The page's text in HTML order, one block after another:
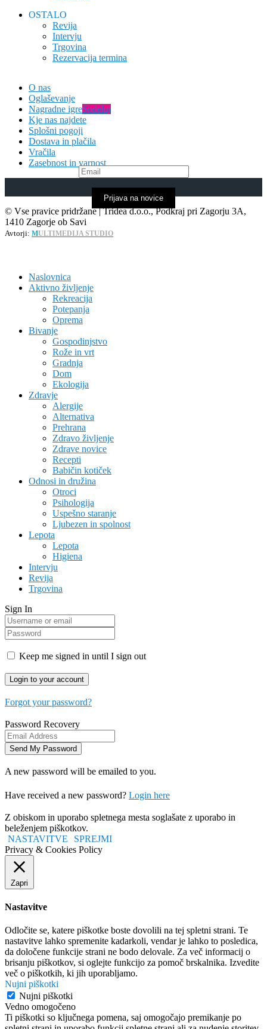
OSTALO
Revija
Intervju
Trgovina
Rezervacija termina
O nas
Oglaševanje
Nagradne igreSodeluj
Kje nas najdete
Splošni pogoji
Dostava in plačila
Vračila
Zasebnost in varnost
Prijava na novice
© Vse pravice pridržane | Tridea d.o.o., Podkraj pri Zagorju 3A,
1410 Zagorje ob Savi
Avtorji: MULTIMEDIJA STUDIO
Naslovnica
Aktivno življenje
Rekreacija
Potepanja
Oprema
Bivanje
Gospodinjstvo
Rože in vrt
Gradnja
Dom
Ekologija
Zdravje
Alergije
Alternativa
Prehrana
Zdravo življenje
Zdrave novice
Recepti
Babičin kotiček
Odnosi in družina
Otroci
Psihologija
Uspešno staranje
Ljubezen in spolnost
Lepota
Lepota
Higiena
Intervju
Revija
Trgovina
Sign In
Keep me signed in until I sign out
Forgot your password?
Password Recovery
A new password will be emailed to you.
Have received a new password? Login here
Z obiskom in uporabo spletnega mesta soglašate z uporabo in
beleženjem piškotkov.
NASTAVITVE
SPREJMI
Privacy & Cookies Policy
Zapri
Nastavitve
Odločite se, katere piškotke boste dovolili na tej spletni strani. Te
nastavitve lahko spremenite kadarkoli, vendar je lahko to posledica,
da določene funkcije strani ne bodo delovale. Za več informacij o
brisanju piškotkov, si oglejte funkcijo za pomoč brskalnika. Izvedite
več o piškotkih, ki jih uporabljamo.
Nujni piškotki
Nujni piškotki
Vedno omogočeno
Ti piškotki so ključnega pomena, saj omogočajo premikanje po